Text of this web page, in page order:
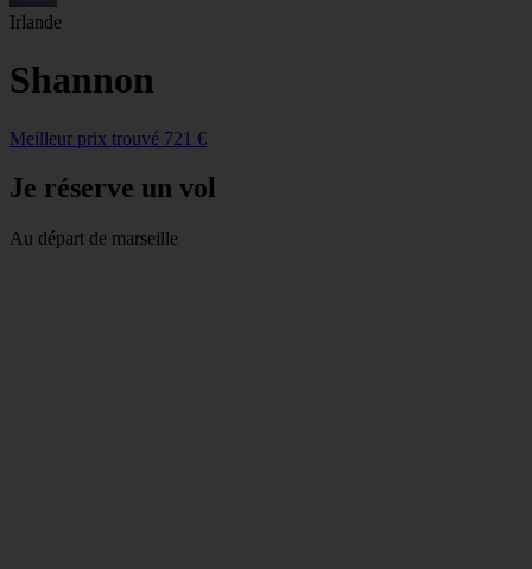
Irlande
Shannon
Meilleur prix trouvé 721 €
Je réserve un vol
Au départ de marseille